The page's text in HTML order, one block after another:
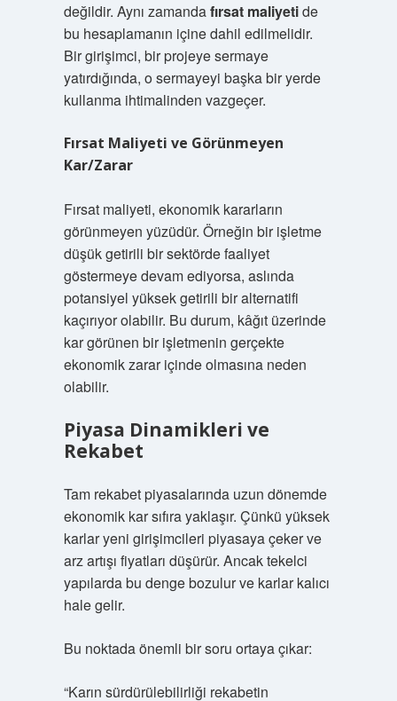
değildir. Aynı zamandafırsat maliyetide
bu hesaplamanın içine dahil edilmelidir.
Bir girişimci, bir projeye sermaye
yatırdığında, o sermayeyi başka bir yerde
kullanma ihtimalinden vazgeçer.
Fırsat Maliyeti ve Görünmeyen
Kar/Zarar
Fırsat maliyeti, ekonomik kararların
görünmeyen yüzüdür. Örneğin bir işletme
düşük getirili bir sektörde faaliyet
göstermeye devam ediyorsa, aslında
potansiyel yüksek getirili bir alternatifi
kaçırıyor olabilir. Bu durum, kâğıt üzerinde
kar görünen bir işletmenin gerçekte
ekonomik zarar içinde olmasına neden
olabilir.
Piyasa Dinamikleri ve
Rekabet
Tam rekabet piyasalarında uzun dönemde
ekonomik kar sıfıra yaklaşır. Çünkü yüksek
karlar yeni girişimcileri piyasaya çeker ve
arz artışı fiyatları düşürür. Ancak tekelci
yapılarda bu denge bozulur ve karlar kalıcı
hale gelir.
Bu noktada önemli bir soru ortaya çıkar:
“Karın sürdürülebilirliği rekabetin